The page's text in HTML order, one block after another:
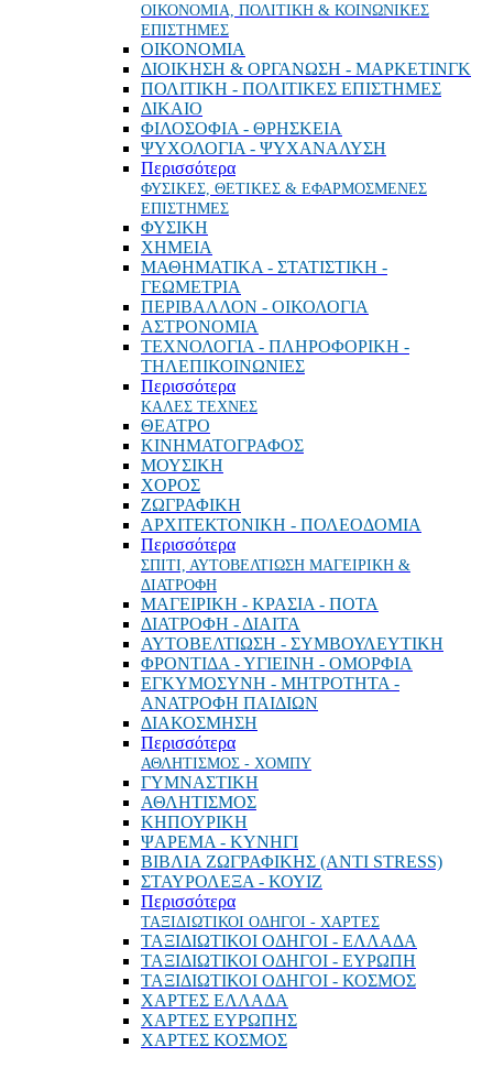
ΟΙΚΟΝΟΜΙΑ, ΠΟΛΙΤΙΚΗ & ΚΟΙΝΩΝΙΚΕΣ
ΕΠΙΣΤΗΜΕΣ
ΟΙΚΟΝΟΜΙΑ
ΔΙΟΙΚΗΣΗ & ΟΡΓΑΝΩΣΗ - ΜΑΡΚΕΤΙΝΓΚ
ΠΟΛΙΤΙΚΗ - ΠΟΛΙΤΙΚΕΣ ΕΠΙΣΤΗΜΕΣ
ΔΙΚΑΙΟ
ΦΙΛΟΣΟΦΙΑ - ΘΡΗΣΚΕΙΑ
ΨΥΧΟΛΟΓΙΑ - ΨΥΧΑΝΑΛΥΣΗ
Περισσότερα
ΦΥΣΙΚΕΣ, ΘΕΤΙΚΕΣ & ΕΦΑΡΜΟΣΜΕΝΕΣ
ΕΠΙΣΤΗΜΕΣ
ΦΥΣΙΚΗ
ΧΗΜΕΙΑ
ΜΑΘΗΜΑΤΙΚΑ - ΣΤΑΤΙΣΤΙΚΗ -
ΓΕΩΜΕΤΡΙΑ
ΠΕΡΙΒΑΛΛΟΝ - ΟΙΚΟΛΟΓΙΑ
ΑΣΤΡΟΝΟΜΙΑ
ΤΕΧΝΟΛΟΓΙΑ - ΠΛΗΡΟΦΟΡΙΚΗ -
ΤΗΛΕΠΙΚΟΙΝΩΝΙΕΣ
Περισσότερα
ΚΑΛΕΣ ΤΕΧΝΕΣ
ΘΕΑΤΡΟ
ΚΙΝΗΜΑΤΟΓΡΑΦΟΣ
ΜΟΥΣΙΚΗ
ΧΟΡΟΣ
ΖΩΓΡΑΦΙΚΗ
ΑΡΧΙΤΕΚΤΟΝΙΚΗ - ΠΟΛΕΟΔΟΜΙΑ
Περισσότερα
ΣΠΙΤΙ, ΑΥΤΟΒΕΛΤΙΩΣΗ ΜΑΓΕΙΡΙΚΗ &
ΔΙΑΤΡΟΦΗ
ΜΑΓΕΙΡΙΚΗ - ΚΡΑΣΙΑ - ΠΟΤΑ
ΔΙΑΤΡΟΦΗ - ΔΙΑΙΤΑ
ΑΥΤΟΒΕΛΤΙΩΣΗ - ΣΥΜΒΟΥΛΕΥΤΙΚΗ
ΦΡΟΝΤΙΔΑ - ΥΓΙΕΙΝΗ - ΟΜΟΡΦΙΑ
ΕΓΚΥΜΟΣΥΝΗ - ΜΗΤΡΟΤΗΤΑ -
ΑΝΑΤΡΟΦΗ ΠΑΙΔΙΩΝ
ΔΙΑΚΟΣΜΗΣΗ
Περισσότερα
ΑΘΛΗΤΙΣΜΟΣ - ΧΟΜΠΥ
ΓΥΜΝΑΣΤΙΚΗ
ΑΘΛΗΤΙΣΜΟΣ
ΚΗΠΟΥΡΙΚΗ
ΨΑΡΕΜΑ - ΚΥΝΗΓΙ
ΒΙΒΛΙΑ ΖΩΓΡΑΦΙΚΗΣ (ANTI STRESS)
ΣΤΑΥΡΟΛΕΞΑ - ΚΟΥΙΖ
Περισσότερα
ΤΑΞΙΔΙΩΤΙΚΟΙ ΟΔΗΓΟΙ - ΧΑΡΤΕΣ
ΤΑΞΙΔΙΩΤΙΚΟΙ ΟΔΗΓΟΙ - ΕΛΛΑΔΑ
ΤΑΞΙΔΙΩΤΙΚΟΙ ΟΔΗΓΟΙ - ΕΥΡΩΠΗ
ΤΑΞΙΔΙΩΤΙΚΟΙ ΟΔΗΓΟΙ - ΚΟΣΜΟΣ
ΧΑΡΤΕΣ ΕΛΛΑΔΑ
ΧΑΡΤΕΣ ΕΥΡΩΠΗΣ
ΧΑΡΤΕΣ ΚΟΣΜΟΣ